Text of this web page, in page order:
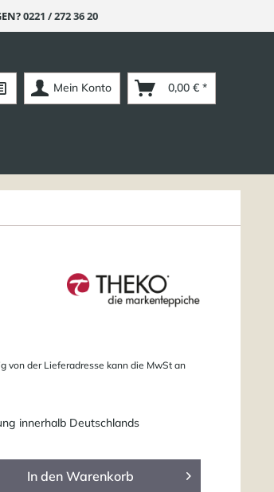
0221 / 272 36 20
Mein Konto 0,00 € *
von der Lieferadresse kann die MwSt an
innerhalb Deutschlands
In den Warenkorb